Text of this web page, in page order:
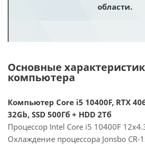
области.
Основные
компьютера
Компьютер Core i5 10400F, RTX
32Gb, SSD 500Гб + HDD 2Тб
Процессор Intel Core i5 10400F
Охлаждение процессора Jonsbo CR-